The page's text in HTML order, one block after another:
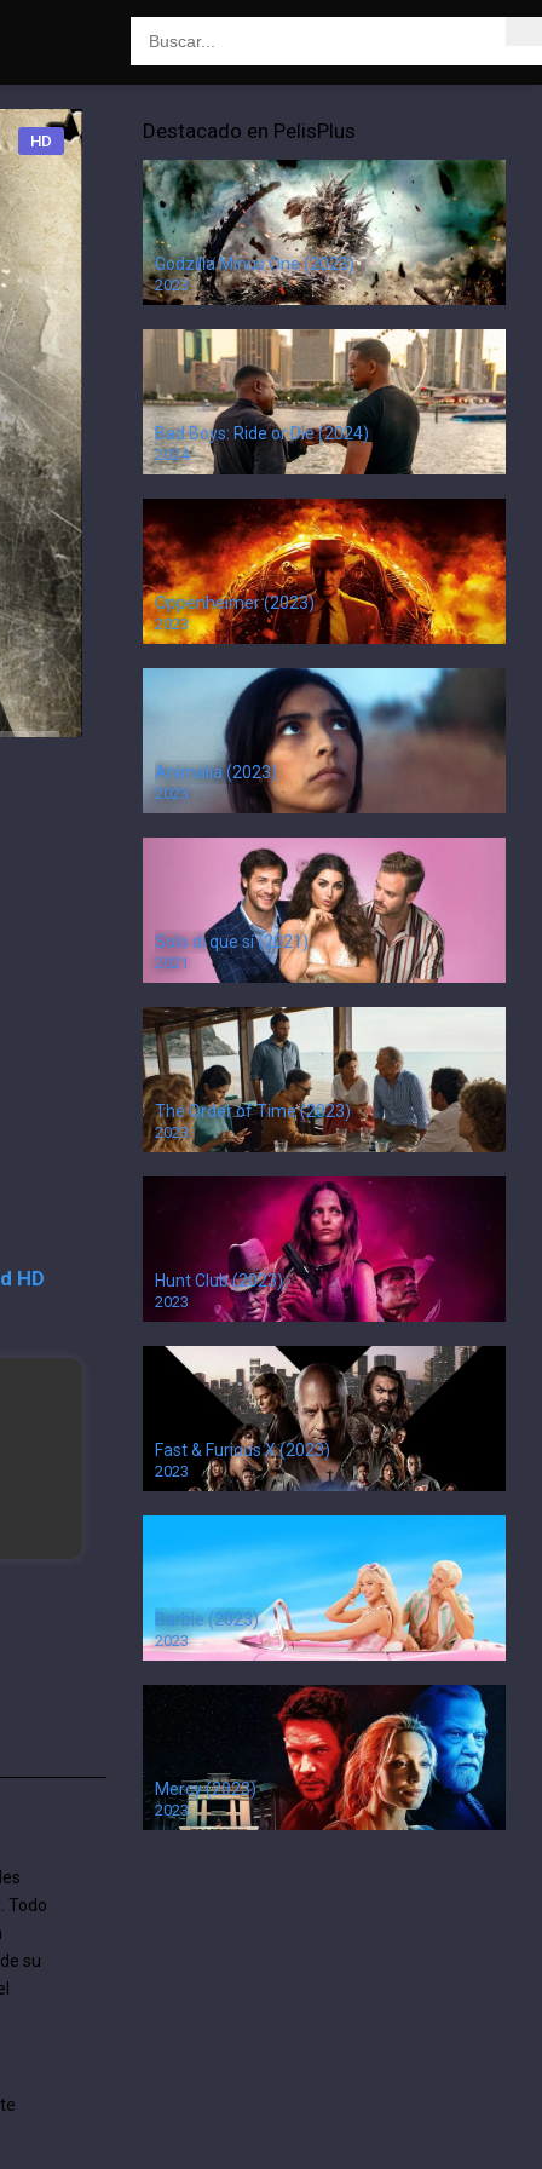
HD
HD
Todo
su
Destacado en PelisPlus
Godzilla Minus One (2023)
2023
Bad Boys: Ride or Die (2024)
2024
Oppenheimer (2023)
2023
Animalia (2023)
2023
Solo di que sí (2021)
2021
The Order of Time (2023)
2023
Hunt Club (2023)
2023
Fast & Furious X (2023)
2023
Barbie (2023)
2023
Mercy (2023)
2023